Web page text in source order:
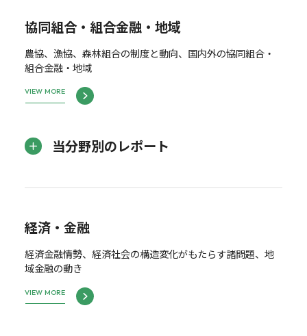
協同組合・組合金融・地域
農協、漁協、森林組合の制度と動向、国内外の協同組合・
組合金融・地域
VIEW MORE
当分野別のレポート
経済・金融
経済金融情勢、経済社会の構造変化がもたらす諸問題、地
域金融の動き
VIEW MORE